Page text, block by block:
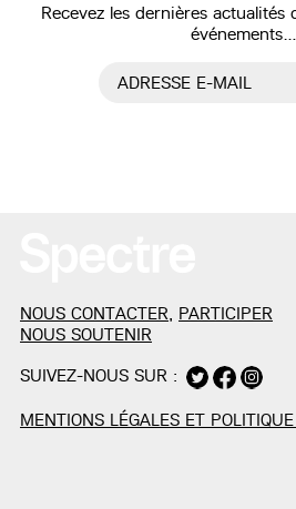
Recevez les dernières actualités
ADRESSE E-MAIL
NOUS CONTACTER, PARTICIPER
NOUS SOUTENIR
SUIVEZ-NOUS SUR :
MENTIONS LÉGALES ET